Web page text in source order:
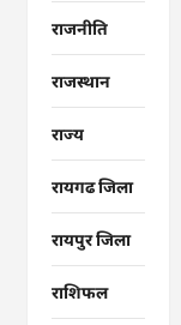
राजनीति
राजस्थान
राज्‍य
रायगढ जिला
रायपुर जिला
राशिफल